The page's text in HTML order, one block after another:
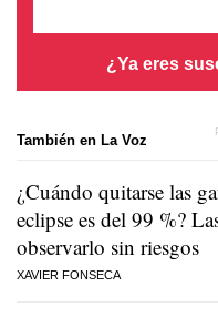
¿Ya eres
También en La Voz
¿Cuándo quitarse las
eclipse es del 99 %?
observarlo sin riesgos
XAVIER FONSECA